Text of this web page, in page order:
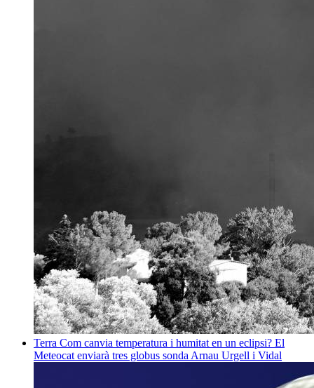
Terra Com canvia temperatura i humitat en un eclipsi? El
Meteocat enviarà tres globus sonda Arnau Urgell i Vidal